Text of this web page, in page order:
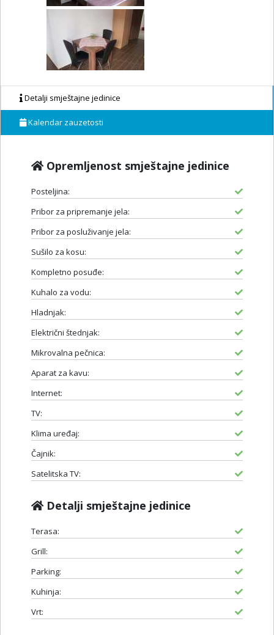
Detalji smještajne jedinice
Kalendar zauzetosti
Opremljenost smještajne jedinice
Posteljina:
Pribor za pripremanje jela:
Pribor za posluživanje jela:
Sušilo za kosu:
Kompletno posuđe:
Kuhalo za vodu:
Hladnjak:
Električni štednjak:
Mikrovalna pečnica:
Aparat za kavu:
Internet:
TV:
Klima uređaj:
Čajnik:
Satelitska TV:
Detalji smještajne jedinice
Terasa:
Grill:
Parking:
Kuhinja:
Vrt: